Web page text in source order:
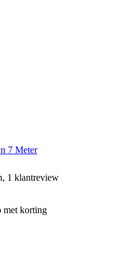
7 Meter
1 klantreview
met korting